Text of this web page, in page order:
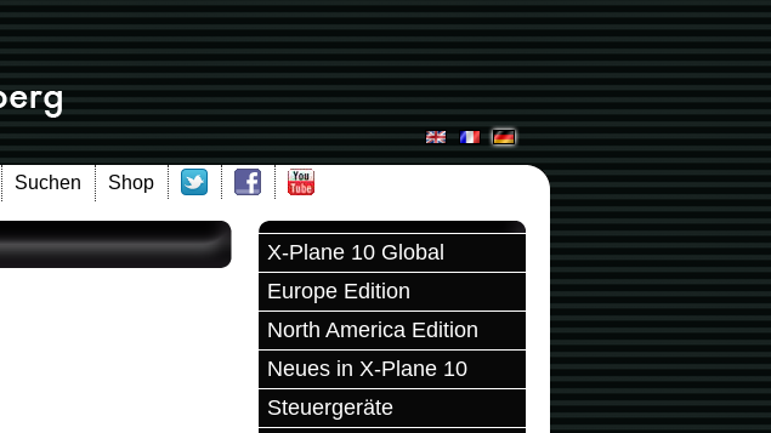
Suchen Shop
X-Plane 10 Global
Europe Edition
North America Edition
Neues in X-Plane 10
Steuergeräte